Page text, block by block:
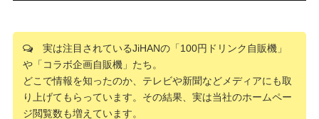
実は注目されているJiHANの「100円ドリンク自販機」
や「コラボ企画自販機」たち。
どこで情報を知ったのか、テレビや新聞などメディアにも取
り上げてもらっています。その結果、実は当社のホームペー
ジ閲覧数も増えています。